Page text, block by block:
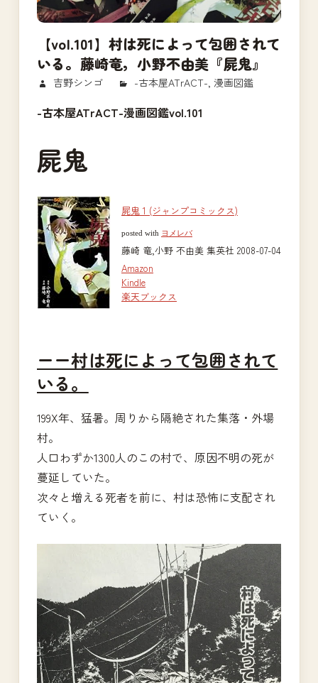
【vol.101】村は死によって包囲されて
いる。藤崎竜，小野不由美『屍鬼』
2018/02/27
吉野シンゴ -古本屋ATrACT- ,漫画図鑑
-古本屋ATrACT-漫画図鑑vol.101
屍鬼
屍鬼 1 (ジャンプコミックス)
posted with ヨメレバ
藤崎 竜,小野 不由美 集英社 2008-07-04
Amazon
Kindle
楽天ブックス
ーー村は死によって包囲されて
いる。
199X年、猛暑。周りから隔絶された集落・外場
村。
人口わずか1300人のこの村で、原因不明の死が
蔓延していた。
次々と増える死者を前に、村は恐怖に支配され
ていく。